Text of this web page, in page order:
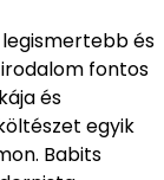
legismertebb és
fontos
és
egyik
Babits